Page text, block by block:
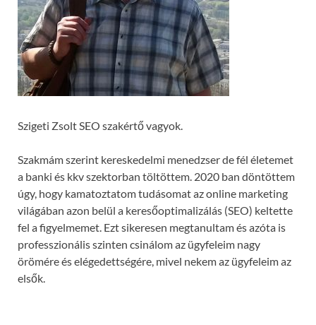
Szigeti Zsolt SEO szakértő vagyok.
Szakmám szerint kereskedelmi menedzser de fél életemet
a banki és kkv szektorban töltöttem. 2020 ban döntöttem
úgy, hogy kamatoztatom tudásomat az online marketing
világában azon belül a keresőoptimalizálás (SEO) keltette
fel a figyelmemet. Ezt sikeresen megtanultam és azóta is
professzionális szinten csinálom az ügyfeleim nagy
örömére és elégedettségére, mivel nekem az ügyfeleim az
elsők.